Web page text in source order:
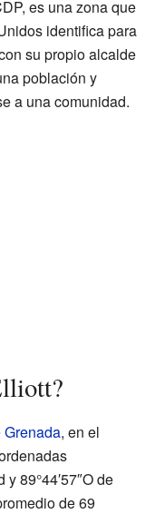
es una zona que
identifica para
su propio alcalde
población y
a una comunidad.
, en el
89°44′57″O de
de 69